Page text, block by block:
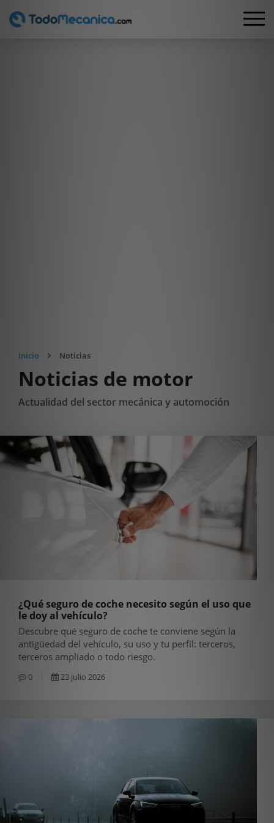
Inicio Noticias
Noticias de motor
Actualidad del sector mecánica y automoción
¿Qué seguro de coche necesito según el uso que
le doy al vehículo?
Descubre qué seguro de coche te conviene según la
antigüedad del vehículo, su uso y tu perfil: terceros,
terceros ampliado o todo riesgo.
0 23 julio 2026